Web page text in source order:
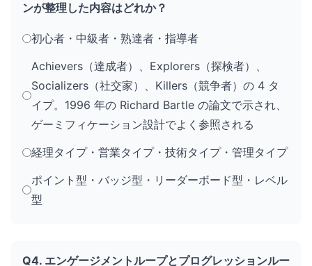
ンが整理した内容はどれか？
初心者・中級者・熟達者・指導者
Achievers（達成者）、Explorers（探検者）、
Socializers（社交家）、Killers（競争者）の 4 タ
イプ。1996 年の Richard Bartle の論文で示され、
ゲーミフィケーション設計でよく参照される
経理タイプ・営業タイプ・技術タイプ・管理タイプ
ポイント型・バッジ型・リーダーボード型・レベル
型
Q4. エンゲージメントループとプログレッションルー